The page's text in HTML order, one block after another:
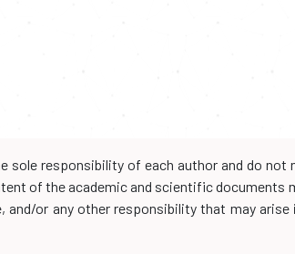
sole responsibility of each author and do
of the academic and scientific documents
or any other responsibility that may